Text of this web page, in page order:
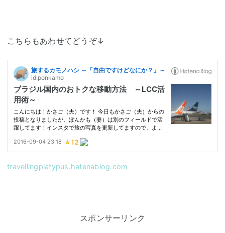
こちらもあわせてどうぞ↓
travellingplatypus.hatenablog.com
スポンサーリンク